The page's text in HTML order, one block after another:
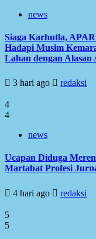
news
Siaga Karhutla,
Hadapi Musim
Lahan dengan Alasan
3 hari ago redaksi
4
4
news
Ucapan Diduga
Martabat Profesi
4 hari ago redaksi
5
5